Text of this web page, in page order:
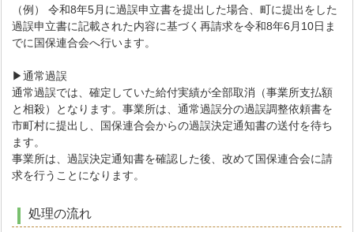
（例） 令和8年5月に過誤申立書を提出した場合、町に提出をした
過誤申立書に記載された内容に基づく再請求を令和8年6月10日ま
でに国保連合会へ行います。
▶通常過誤
通常過誤では、確定していた給付実績が全部取消（事業所支払額
と相殺）となります。事業所は、通常過誤分の過誤調整依頼書を
市町村に提出し、国保連合会からの過誤決定通知書の送付を待ち
ます。
事業所は、過誤決定通知書を確認した後、改めて国保連合会に請
求を行うことになります。
処理の流れ